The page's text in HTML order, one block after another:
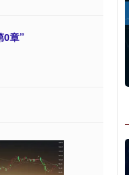
0章”